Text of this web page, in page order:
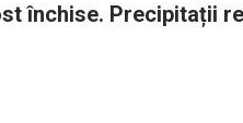
închise. Precipitații